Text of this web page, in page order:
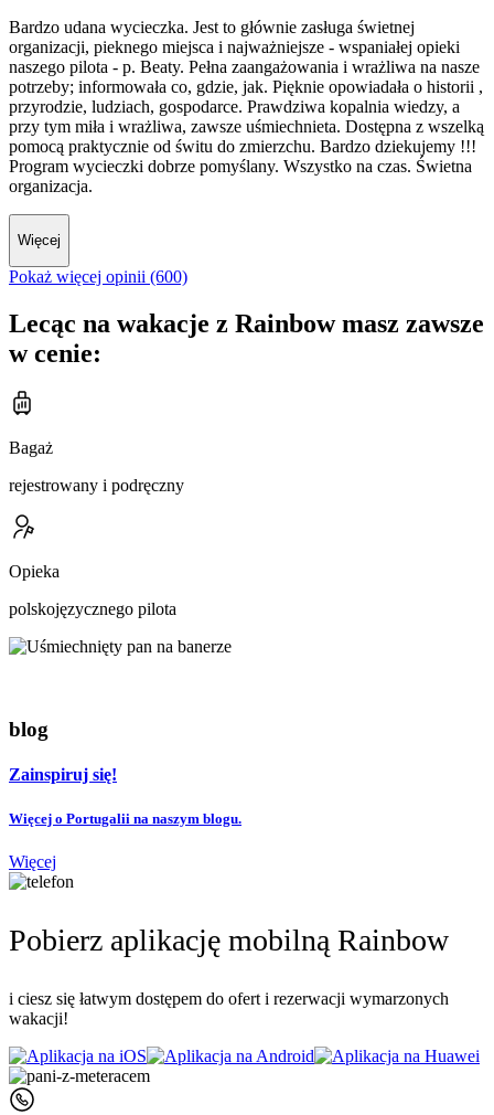
Bardzo udana wycieczka. Jest to głównie zasługa świetnej
organizacji, pieknego miejsca i najważniejsze - wspaniałej opieki
naszego pilota - p. Beaty. Pełna zaangażowania i wrażliwa na nasze
potrzeby; informowała co, gdzie, jak. Pięknie opowiadała o historii ,
przyrodzie, ludziach, gospodarce. Prawdziwa kopalnia wiedzy, a
przy tym miła i wrażliwa, zawsze uśmiechnieta. Dostępna z wszelką
pomocą praktycznie od świtu do zmierzchu. Bardzo dziekujemy !!!
Program wycieczki dobrze pomyślany. Wszystko na czas. Świetna
organizacja.
Więcej
Pokaż więcej opinii (600)
Lecąc na wakacje z Rainbow masz zawsze
w cenie:
Bagaż
rejestrowany i podręczny
Opieka
polskojęzycznego pilota
blog
Zainspiruj się!
Więcej o Portugalii na naszym blogu.
Więcej
Pobierz aplikację mobilną Rainbow
i ciesz się łatwym dostępem do ofert i rezerwacji wymarzonych
wakacji!